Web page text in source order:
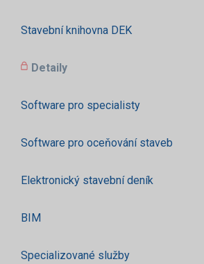
Stavební knihovna DEK
Detaily
Software pro specialisty
Software pro oceňování staveb
Elektronický stavební deník
BIM
Specializované služby